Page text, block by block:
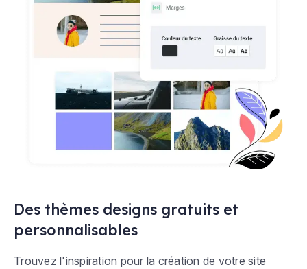
Des thèmes designs gratuits et
personnalisables
Trouvez l'inspiration pour la création de votre site